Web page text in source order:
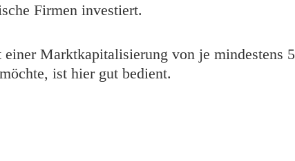
Firmen investiert.
Marktkapitalisierung von je mindestens
ist hier gut bedient.